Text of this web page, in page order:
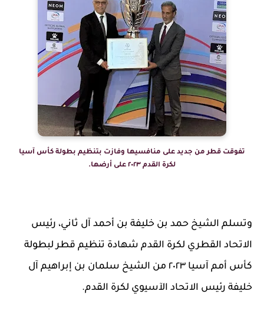
تفوقت قطر من جديد على منافسيها وفازت بتنظيم بطولة كأس آسيا
لكرة القدم ٢٠٢٣ على أرضها.
وتسلم الشيخ حمد بن خليفة بن أحمد آل ثاني، رئيس
الاتحاد القطري لكرة القدم شهادة تنظيم قطر لبطولة
كأس أمم آسيا ٢٠٢٣ من الشيخ سلمان بن إبراهيم آل
خليفة رئيس الاتحاد الآسيوي لكرة القدم.